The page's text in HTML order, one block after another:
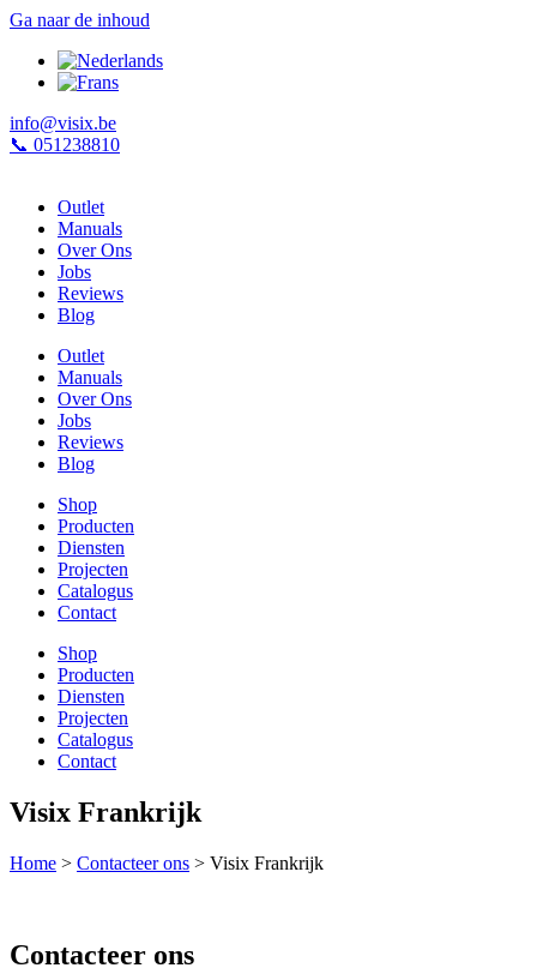
Ga naar de inhoud
info@visix.be
📞 051238810
Outlet
Manuals
Over Ons
Jobs
Reviews
Blog
Outlet
Manuals
Over Ons
Jobs
Reviews
Blog
Shop
Producten
Diensten
Projecten
Catalogus
Contact
Shop
Producten
Diensten
Projecten
Catalogus
Contact
Visix Frankrijk
Home > Contacteer ons > Visix Frankrijk
Contacteer ons